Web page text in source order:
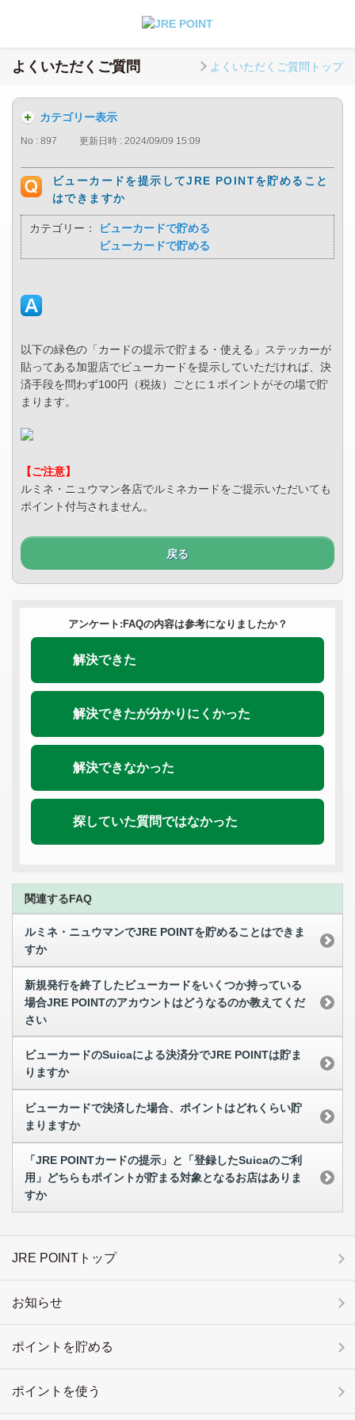
よくいただくご質問 よくいただくご質問トップ
カテゴリー表示
No : 897 更新日時 : 2024/09/09 15:09
ビューカードを提示してJRE POINTを貯めること
はできますか
カテゴリー：
ビューカードで貯める
ビューカードで貯める
以下の緑色の「カードの提示で貯まる・使える」ステッカーが
貼ってある加盟店でビューカードを提示していただければ、決
済手段を問わず100円（税抜）ごとに１ポイントがその場で貯
まります。
【ご注意】
ルミネ・ニュウマン各店でルミネカードをご提示いただいても
ポイント付与されません。
戻る
アンケート:FAQの内容は参考になりましたか？
解決できた
解決できたが分かりにくかった
解決できなかった
探していた質問ではなかった
関連するFAQ
ルミネ・ニュウマンでJRE POINTを貯めることはできま
すか
新規発行を終了したビューカードをいくつか持っている
場合JRE POINTのアカウントはどうなるのか教えてくだ
さい
ビューカードのSuicaによる決済分でJRE POINTは貯ま
りますか
ビューカードで決済した場合、ポイントはどれくらい貯
まりますか
「JRE POINTカードの提示」と「登録したSuicaのご利
用」どちらもポイントが貯まる対象となるお店はありま
すか
JRE POINTトップ
お知らせ
ポイントを貯める
ポイントを使う